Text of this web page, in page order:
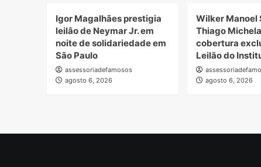
Igor Magalhães prestigia
leilão de Neymar Jr. em
noite de solidariedade em
São Paulo
assessoriadefamosos
agosto 6, 2026
Wilker Manoel
Thiago
cobertura
Leilão do
agosto 6, 2026